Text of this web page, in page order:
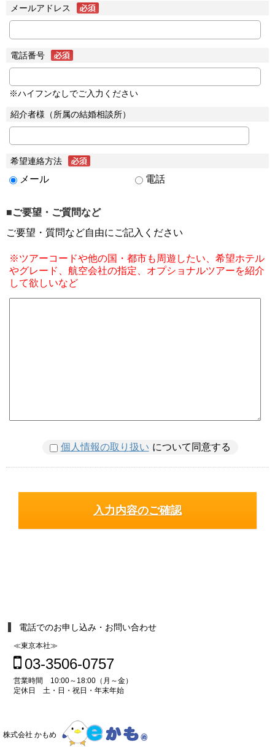
メールアドレス
電話番号
※ハイフンなしでご入力ください
紹介者様（所属の結婚相談所）
希望連絡方法
メール 電話
■ご要望・ご質問など
ご要望・質問など自由にご記入ください
※ツアーコードや他の国・都市も周遊したい、希望ホテル
やグレード、航空会社の指定、オプショナルツアーを紹介
して欲しいなど
個人情報の取り扱い について同意する
電話でのお申し込み・お問い合わせ
≪東京本社≫
03-3506-0757
営業時間 10:00～18:00（月～金）
定休日 土・日・祝日・年末年始
株式会社 かもめ